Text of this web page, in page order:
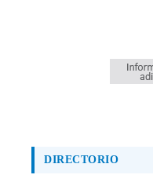
DIRECTORIO